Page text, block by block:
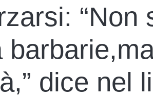
“Non
dice nel